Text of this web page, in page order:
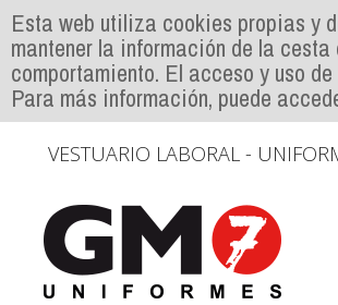
Esta web utiliza cookies propias y
mantener la información de la
comportamiento. El acceso y uso
Para más información, puede
VESTUARIO LABORAL -